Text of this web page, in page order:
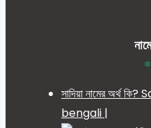
সাদিয়া নামের অর্থ
bengali |